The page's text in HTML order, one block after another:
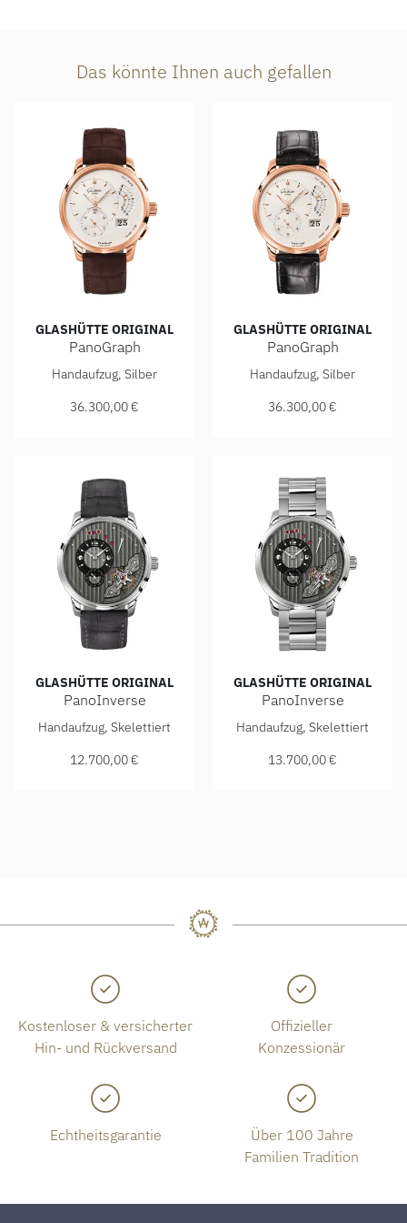
Das könnte Ihnen auch gefallen
GLASHÜTTE ORIGINAL
PanoGraph
Glashütte Original PanoGraph, Ref: 1-61-03-25-15-05,
Handaufzug, Silber
36.300,00 €
GLASHÜTTE ORIGINAL
PanoGraph
Glashütte Original
Handaufzug, Silber
36.300,00 €
GLASHÜTTE ORIGINAL
PanoInverse
Glashütte Original PanoInverse, Ref: 1-66-06-04-22-62,
Handaufzug, Skelettiert
12.700,00 €
GLASHÜTTE ORIGINAL
PanoInverse
Glashütte Original
Handaufzug, Skelettiert
13.700,00 €
Kostenloser & versicherter
Hin- und Rückversand
Offizieller
Konzessionär
Echtheitsgarantie
Über 100 Jahre
Familien Tradition